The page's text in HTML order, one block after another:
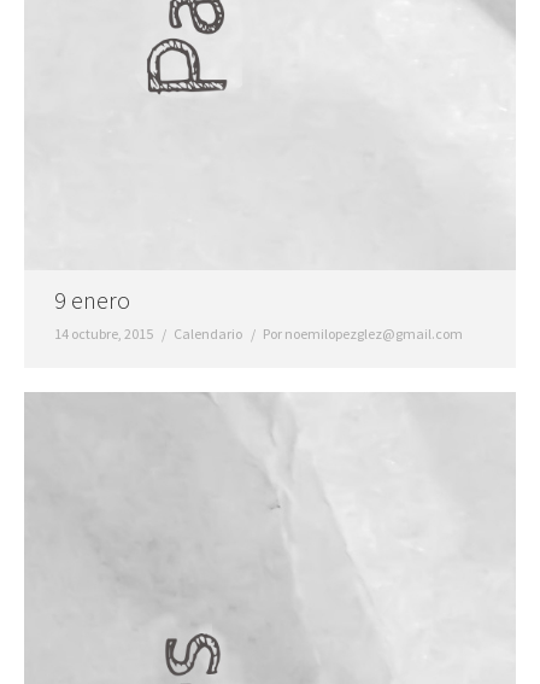
9 enero
14 octubre, 2015 Calendario Por noemilopezglez@gmail.com